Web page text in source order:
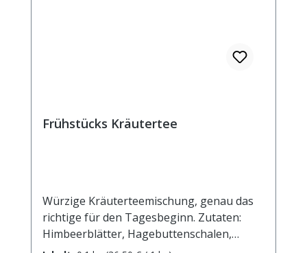
Frühstücks Kräutertee
Würzige Kräuterteemischung, genau das
richtige für den Tagesbeginn. Zutaten:
Himbeerblätter, Hagebuttenschalen,